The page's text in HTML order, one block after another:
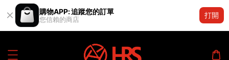
購物APP: 追蹤您的訂單
您信賴的商店
打開